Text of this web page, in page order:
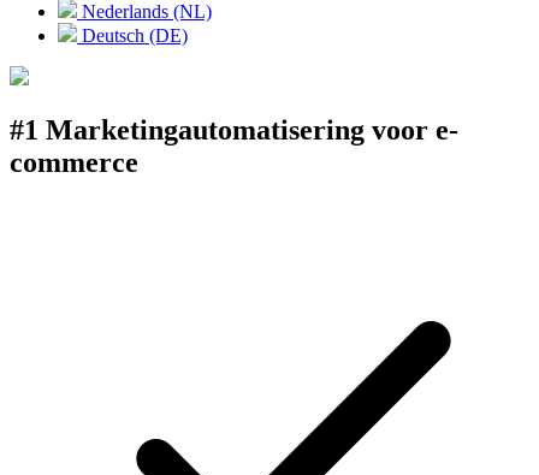
Nederlands (NL)
Deutsch (DE)
#1 Marketingautomatisering voor e-
commerce